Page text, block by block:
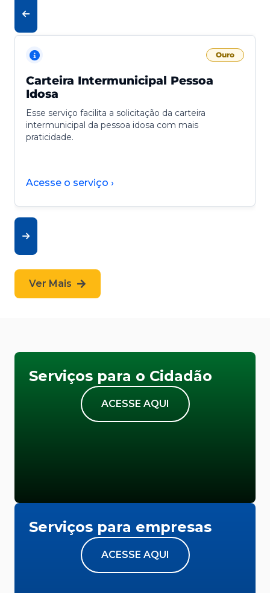
Ouro
Carteira Intermunicipal Pessoa
Idosa
Esse serviço facilita a solicitação da carteira
intermunicipal da pessoa idosa com mais
praticidade.
Acesse o serviço ›
Ver Mais
Serviços para o Cidadão
ACESSE AQUI
Serviços para empresas
ACESSE AQUI